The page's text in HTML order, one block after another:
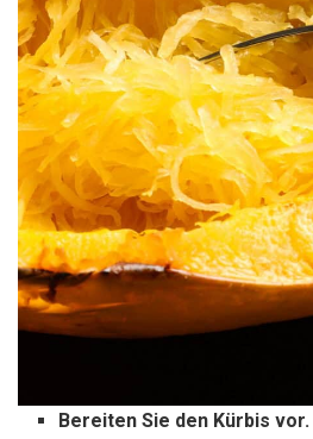
Bereiten Sie den Kürbis vor.